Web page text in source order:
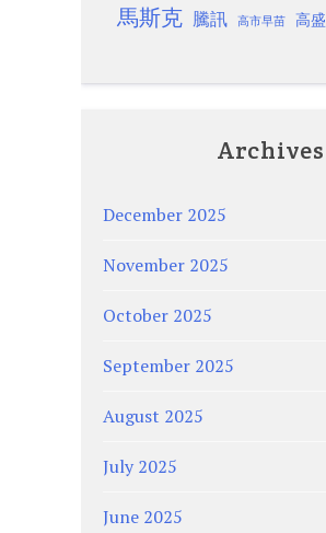
馬斯克 騰訊 高市早苗 高盛
Archives
December 2025
November 2025
October 2025
September 2025
August 2025
July 2025
June 2025